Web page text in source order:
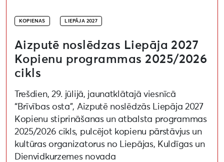
KOPIENAS LIEPĀJA 2027
Aizputē noslēdzas Liepāja 2027
Kopienu programmas 2025/2026
cikls
Trešdien, 29. jūlijā, jaunatklātajā viesnīcā
“Brīvības osta”, Aizputē noslēdzās Liepāja 2027
Kopienu stiprināšanas un atbalsta programmas
2025/2026 cikls, pulcējot kopienu pārstāvjus un
kultūras organizatorus no Liepājas, Kuldīgas un
Dienvidkurzemes novada